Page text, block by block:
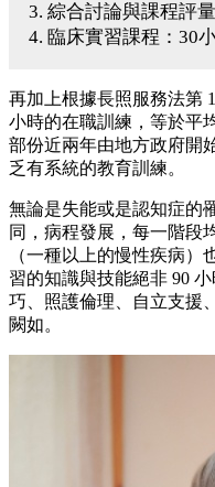
3. 綜合討論與課程評量
4. 臨床實習課程：30小
再加上根據長照服務法第
小時的在職訓練，等於平
部份近兩年由地方政府開
乏有系統的教育訓練。
無論是失能或是認知症的
同，病程發展，每一階段
（一種以上的慢性疾病
習的知識與技能絕非 90
巧、照護倫理、自立支援
闕如。